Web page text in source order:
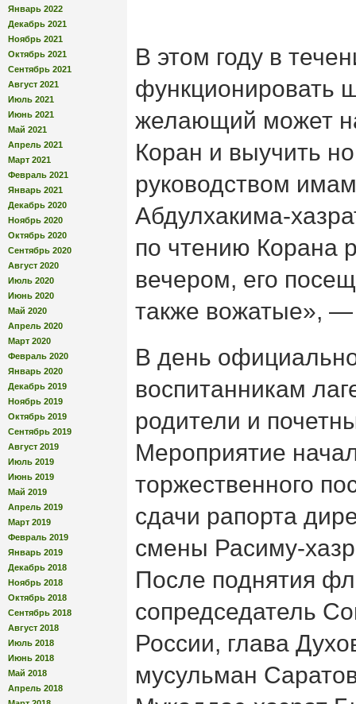
Январь 2022
Декабрь 2021
Ноябрь 2021
Октябрь 2021
Сентябрь 2021
Август 2021
Июль 2021
Июнь 2021
Май 2021
Апрель 2021
Март 2021
Февраль 2021
Январь 2021
Декабрь 2020
Ноябрь 2020
Октябрь 2020
Сентябрь 2020
Август 2020
Июль 2020
Июнь 2020
Май 2020
Апрель 2020
Март 2020
Февраль 2020
Январь 2020
Декабрь 2019
Ноябрь 2019
Октябрь 2019
Сентябрь 2019
Август 2019
Июль 2019
Июнь 2019
Май 2019
Апрель 2019
Март 2019
Февраль 2019
Январь 2019
Декабрь 2018
Ноябрь 2018
Октябрь 2018
Сентябрь 2018
Август 2018
Июль 2018
Июнь 2018
Май 2018
Апрель 2018
В этом году в
функционировать
желающий может
Коран и выучить
руководством
Абдулхакима-
по чтению Корана
вечером, его
также вожатые»,
В день
воспитанникам
родители и
Мероприятие
торжественного
сдачи рапорта
смены Расиму-
После поднятия
сопредседатель
России, глава
мусульман